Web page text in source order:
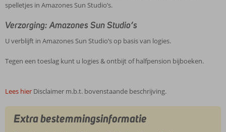
spelletjes in Amazones Sun Studio’s.
Verzorging: Amazones Sun Studio’s
U verblijft in Amazones Sun Studio’s op basis van logies.
Tegen een toeslag kunt u logies & ontbijt of halfpension bijboeken.
Lees hier Disclaimer m.b.t. bovenstaande beschrijving.
Extra bestemmingsinformatie